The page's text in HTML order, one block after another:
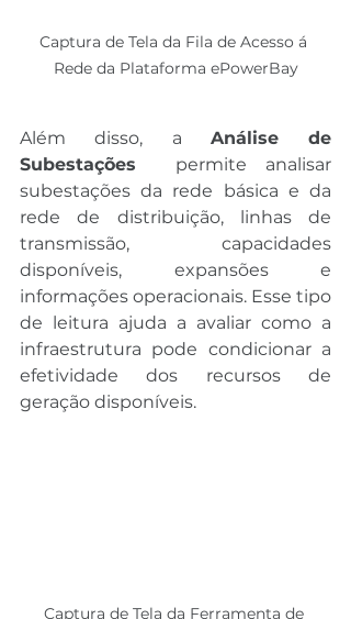
Captura de Tela da Fila de Acesso á
Rede da Plataforma ePowerBay
Além disso, a Análise de
Subestações
permite analisar
subestações da rede básica e da
rede de distribuição, linhas de
transmissão, capacidades
disponíveis, expansões e
informações operacionais. Esse tipo
de leitura ajuda a avaliar como a
infraestrutura pode condicionar a
efetividade dos recursos de
geração disponíveis.
Captura de Tela da Ferramenta de